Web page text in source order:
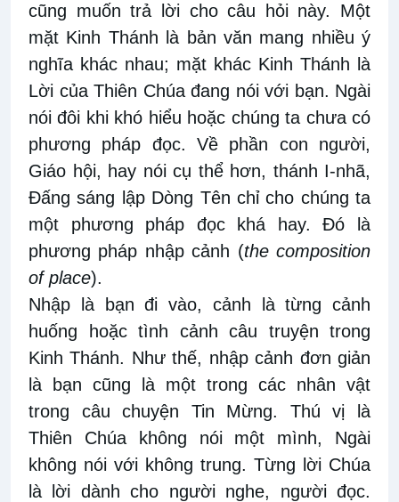
cũng muốn trả lời cho câu hỏi này. Một
mặt Kinh Thánh là bản văn mang nhiều ý
nghĩa khác nhau; mặt khác Kinh Thánh là
Lời của Thiên Chúa đang nói với bạn. Ngài
nói đôi khi khó hiểu hoặc chúng ta chưa có
phương pháp đọc. Về phần con người,
Giáo hội, hay nói cụ thể hơn, thánh I-nhã,
Đấng sáng lập Dòng Tên chỉ cho chúng ta
một phương pháp đọc khá hay. Đó là
phương pháp nhập cảnh (the composition
of place).
Nhập là bạn đi vào, cảnh là từng cảnh
huống hoặc tình cảnh câu truyện trong
Kinh Thánh. Như thế, nhập cảnh đơn giản
là bạn cũng là một trong các nhân vật
trong câu chuyện Tin Mừng. Thú vị là
Thiên Chúa không nói một mình, Ngài
không nói với không trung. Từng lời Chúa
là lời dành cho người nghe, người đọc.